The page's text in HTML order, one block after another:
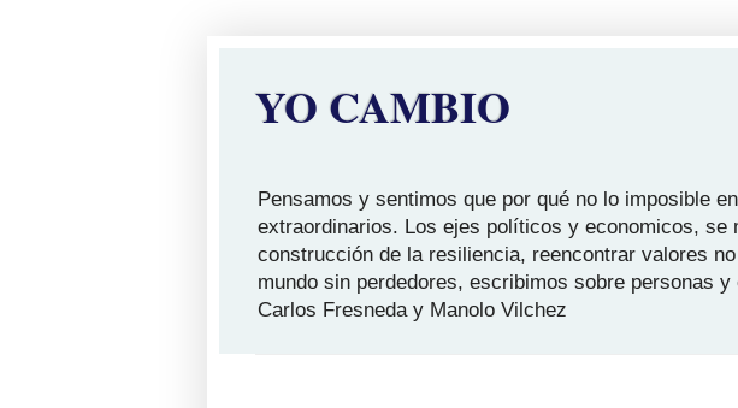
YO CAMBIO
Pensamos y sentimos que por qué no lo imposible
extraordinarios. Los ejes políticos y economicos, se
construcción de la resiliencia, reencontrar valores
mundo sin perdedores, escribimos sobre personas
Carlos Fresneda y Manolo Vilchez